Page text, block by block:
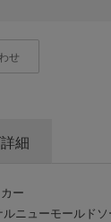
せ
細
ー
ニューモールドソ